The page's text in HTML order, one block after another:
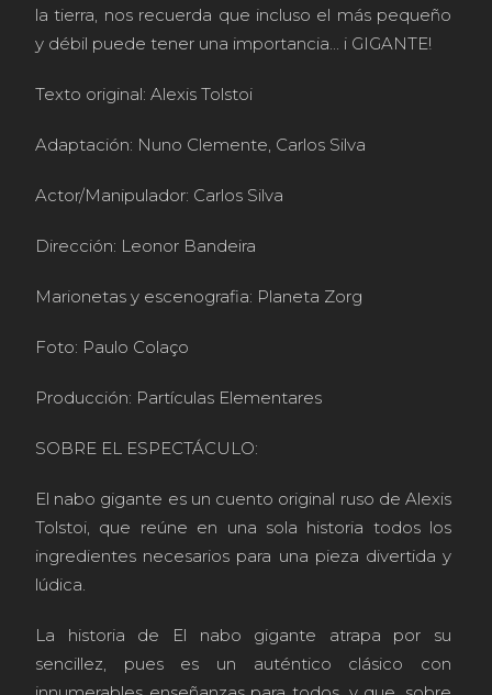
la tierra, nos recuerda que incluso el más pequeño
y débil puede tener una importancia... i GIGANTE!
Texto original: Alexis Tolstoi
Adaptación: Nuno Clemente, Carlos Silva
Actor/Manipulador: Carlos Silva
Dirección: Leonor Bandeira
Marionetas y escenografia: Planeta Zorg
Foto: Paulo Colaço
Producción: Partículas Elementares
SOBRE EL ESPECTÁCULO:
El nabo gigante es un cuento original ruso de Alexis
Tolstoi, que reúne en una sola historia todos los
ingredientes necesarios para una pieza divertida y
lúdica.
La historia de El nabo gigante atrapa por su
sencillez, pues es un auténtico clásico con